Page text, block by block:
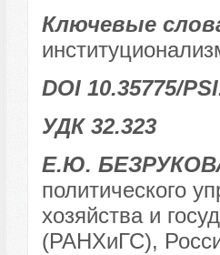
Ключевые
DOI 10.35775/
УДК 32.323
Е.Ю.
политического
хозяйства и
(РАНХиГС),